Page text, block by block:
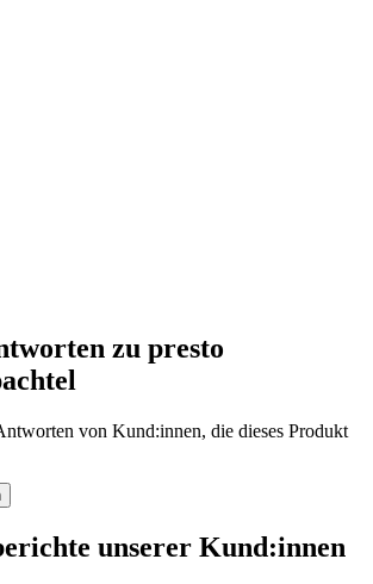
zu presto
von Kund:innen, die dieses Produkt
unserer Kund:innen